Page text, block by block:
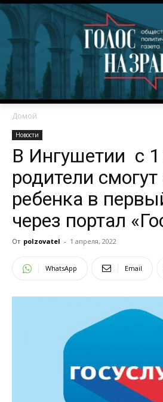
Домой
Новости
В Ингушетии с
родители
ребенка в
через портал
От polzovatel - 1 апреля, 2022
WhatsApp Email